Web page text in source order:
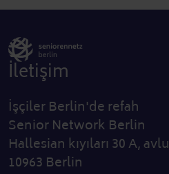
İletişim
İşçiler Berlin'de refah
Senior Network Berlin
Hallesian kıyıları 30 A, avlu
10963 Berlin